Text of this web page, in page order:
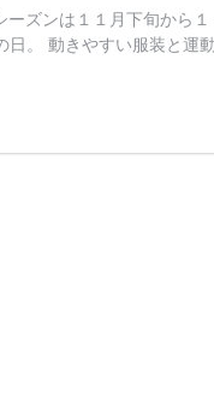
ズンは１１月下旬から
日。 動きやすい服装と